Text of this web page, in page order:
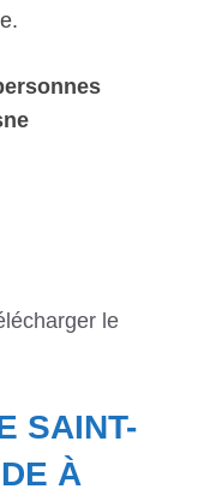
le
SAINT-
À